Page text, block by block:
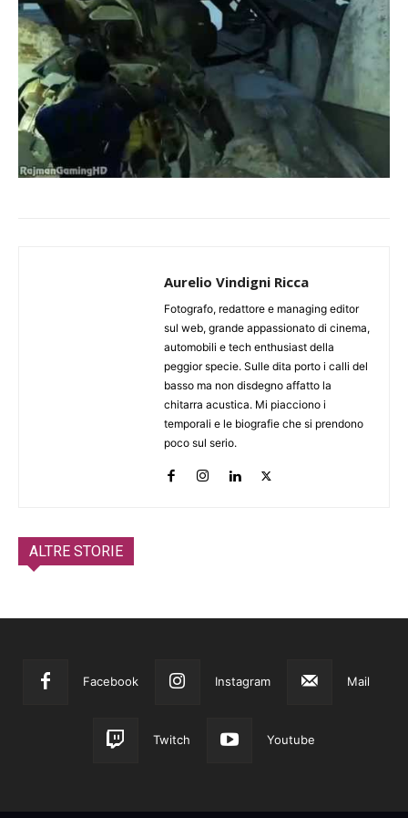
Aurelio Vindigni Ricca
Fotografo, redattore e managing editor
sul web, grande appassionato di cinema,
automobili e tech enthusiast della
peggior specie. Sulle dita porto i calli del
basso ma non disdegno affatto la
chitarra acustica. Mi piacciono i
temporali e le biografie che si prendono
poco sul serio.
ALTRE STORIE
Facebook Instagram Mail
Twitch Youtube